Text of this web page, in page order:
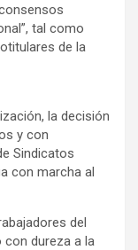
tal como
de la
la decisión
y con
Sindicatos
con marcha al
del
con dureza a la